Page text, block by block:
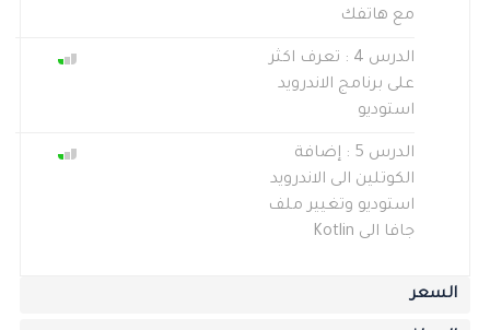
مع هاتفك
الدرس 4 : تعرف اكثر
على برنامج الاندرويد
استوديو
الدرس 5 : إضافة
الكوتلين الى الاندرويد
استوديو وتغيير ملف
جافا الى Kotlin
السعر